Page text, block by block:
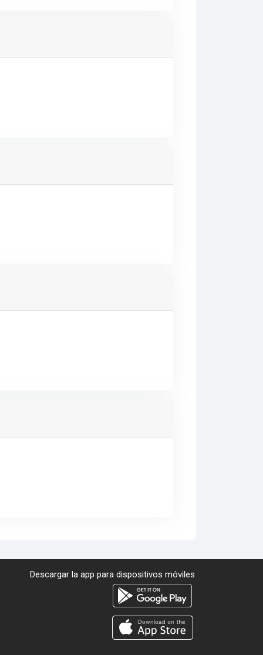
Descargar la app para dispositivos móviles